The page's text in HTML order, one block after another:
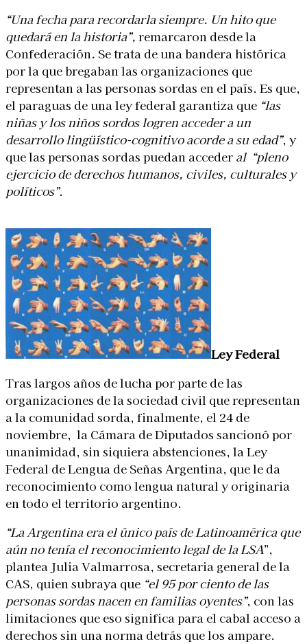
“Una fecha para recordarla siempre. Un hito que
quedará en la historia”, remarcaron desde la
Confederación. Se trata de una bandera histórica
por la que bregaban las organizaciones que
representan a las personas sordas en el país. Es que,
el paraguas de una ley federal garantiza que “las
niñas y los niñossordos logren acceder a un
desarrollo lingüístico-cognitivo acorde a su edad”, y
que las personas sordas puedan acceder al “pleno
ejercicio de derechos humanos, civiles, culturales y
políticos”.
Ley Federal
Tras largos años de lucha por parte de las
organizaciones de la sociedad civil que representan
a la comunidad sorda, finalmente, el 24 de
noviembre, la Cámara de Diputados sancionó por
unanimidad, sin siquiera abstenciones, la Ley
Federal de Lengua de Señas Argentina, que le da
reconocimiento como lengua natural y originaria
en todo el territorio argentino.
“La Argentina era el único país de Latinoamérica que
aún no tenía el reconocimiento legal de la LSA”,
plantea Julia Valmarrosa, secretaria general de la
CAS, quien subraya que “el 95 por ciento de las
personas sordas nacen en familias oyentes”, con las
limitaciones que eso significa para el cabal acceso a
derechos sin una norma detrás que los ampare.